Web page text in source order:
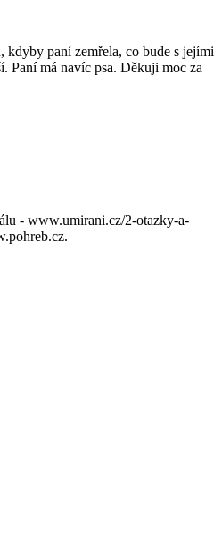
kdyby paní zemřela, co bude s jejími
Paní má navíc psa. Děkuji moc za
- www.umirani.cz/2-otazky-a-